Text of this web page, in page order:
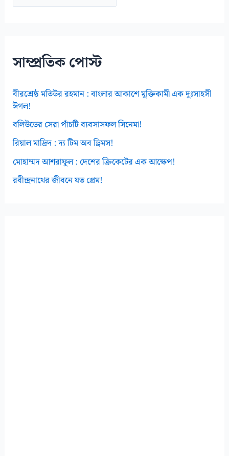
সাম্প্রতিক পোস্ট
বীরশ্রেষ্ঠ মতিউর রহমান : বাংলার আকাশে মুক্তিকামী এক দুঃসাহসী
ঈগল!
বলিউডের সেরা পাঁচটি ব্যবসাসফল সিনেমা!
রিয়াল মাদ্রিদ : দ্য টিম অব ড্রিমস!
মোহাম্মদ আশরাফুল : দেশের ক্রিকেটের এক আক্ষেপ!
রবীন্দ্রনাথের জীবনে যত প্রেম!